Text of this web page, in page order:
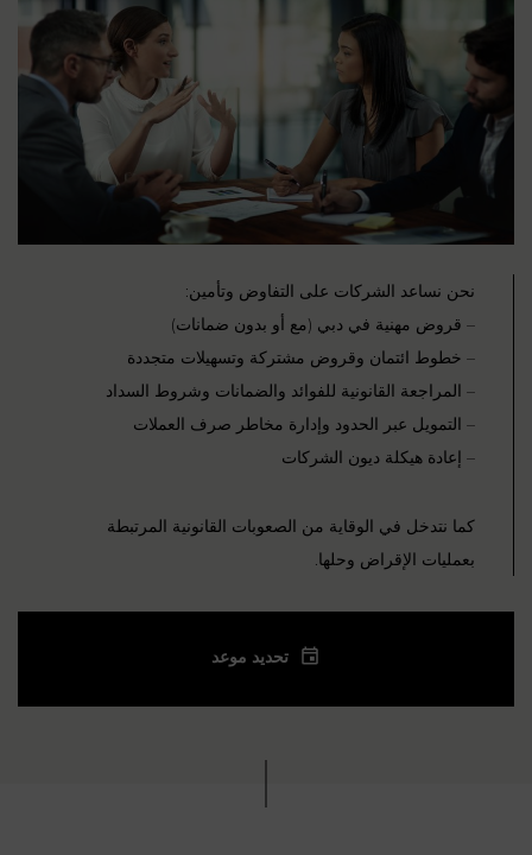
نحن نساعد الشركات على التفاوض وتأمين:
– قروض مهنية في دبي (مع أو بدون ضمانات)
– خطوط ائتمان وقروض مشتركة وتسهيلات متجددة
– المراجعة القانونية للفوائد والضمانات وشروط السداد
– التمويل عبر الحدود وإدارة مخاطر صرف العملات
– إعادة هيكلة ديون الشركات
كما نتدخل في الوقاية من الصعوبات القانونية المرتبطة
بعمليات الإقراض وحلها.
تحديد موعد